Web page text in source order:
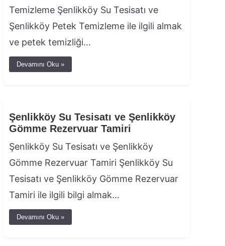
Temizleme Şenlikköy Su Tesisatı ve
Şenlikköy Petek Temizleme ile ilgili almak
ve petek temizliği…
Devamını Oku »
Şenlikköy Su Tesisatı ve Şenlikköy
Gömme Rezervuar Tamiri
Şenlikköy Su Tesisatı ve Şenlikköy
Gömme Rezervuar Tamiri Şenlikköy Su
Tesisatı ve Şenlikköy Gömme Rezervuar
Tamiri ile ilgili bilgi almak…
Devamını Oku »